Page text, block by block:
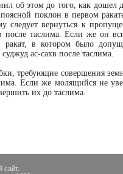
об этом до того, как дошел
поклон в первом
следует вернуться к
после таслима. Если же он
ракат, в котором было
ас-сахв после таслима.
требующие совершения
Если же молящийся не
их до таслима.
сайт.